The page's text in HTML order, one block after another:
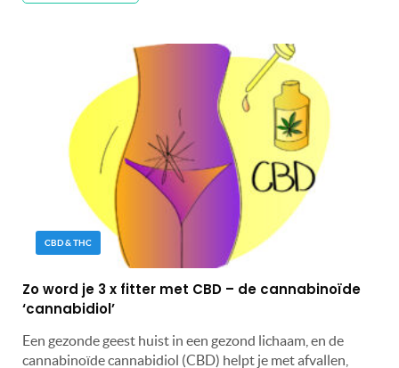
CBD & THC
Zo word je 3 x fitter met CBD – de cannabinoïde
‘cannabidiol’
Een gezonde geest huist in een gezond lichaam, en de
cannabinoïde cannabidiol (CBD) helpt je met afvallen,